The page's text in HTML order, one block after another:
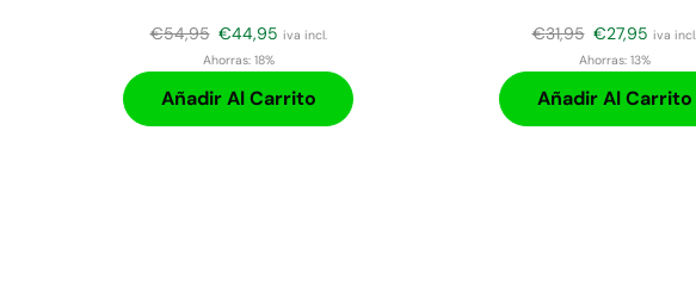
€54,95 €44,95 iva incl.
Ahorras:18%
Añadir Al Carrito
€31,95 €27,95 iva incl.
Ahorras:13%
Añadir Al Carrito